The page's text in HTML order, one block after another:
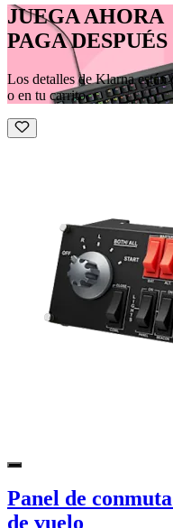
JUEGA AHORA
PAGA
Los detalles de Klarna están
o en tu carrito.
Panel de
de vuelo